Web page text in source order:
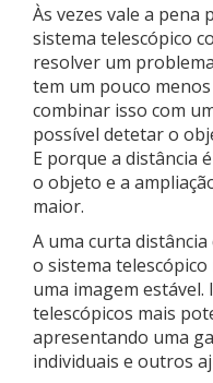
Às vezes vale a pena
sistema telescópico
resolver um
tem um pouco
combinar isso com
possível detetar o
E porque a distância
o objeto e a
maior.
A uma curta
o sistema
uma imagem
telescópicos mais
apresentando uma
individuais e outros